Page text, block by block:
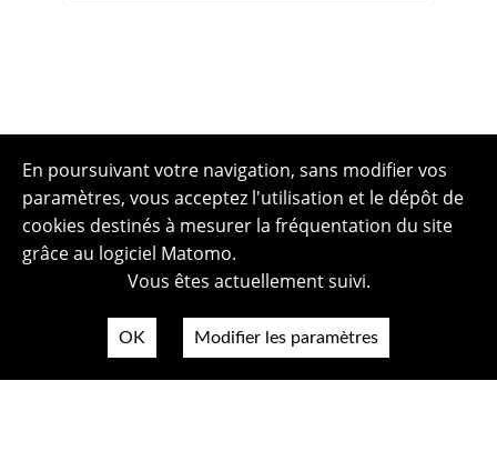
En poursuivant votre navigation, sans modifier vos
paramètres, vous acceptez l'utilisation et le dépôt de
cookies destinés à mesurer la fréquentation du site
grâce au logiciel Matomo.
Vous êtes actuellement suivi.
OK Modifier les paramètres